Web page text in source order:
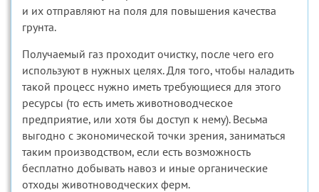
и их отправляют на поля для повышения качества
грунта.
Получаемый газ проходит очистку, после чего его
используют в нужных целях. Для того, чтобы наладить
такой процесс нужно иметь требующиеся для этого
ресурсы (то есть иметь животноводческое
предприятие, или хотя бы доступ к нему). Весьма
выгодно с экономической точки зрения, заниматься
таким производством, если есть возможность
бесплатно добывать навоз и иные органические
отходы животноводческих ферм.